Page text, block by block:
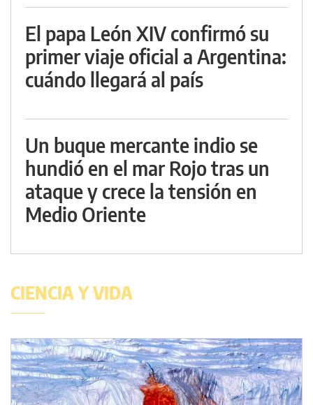
El papa León XIV confirmó su
primer viaje oficial a Argentina:
cuándo llegará al país
Un buque mercante indio se
hundió en el mar Rojo tras un
ataque y crece la tensión en
Medio Oriente
CIENCIA Y VIDA